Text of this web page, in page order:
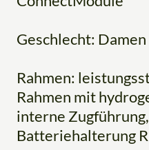
Geschlecht: Damen
Rahmen:
Rahmen mit
interne
Batteriehalterung